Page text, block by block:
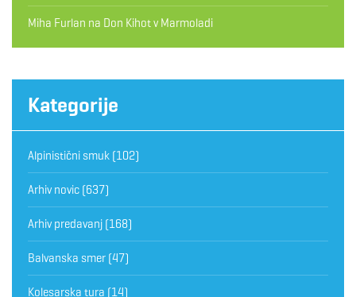
Miha Furlan na Don Kihot v Marmoladi
Kategorije
Alpinistični smuk (102)
Arhiv novic (637)
Arhiv predavanj (168)
Balvanska smer (47)
Kolesarska tura (14)